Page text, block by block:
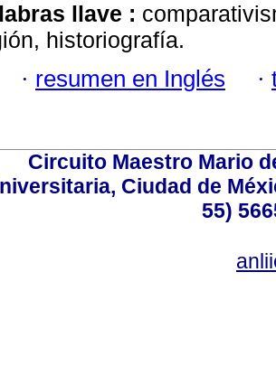
llave :
historiografía.
· resumen en Inglés ·
Circuito Maestro Mario
Ciudad de
55)